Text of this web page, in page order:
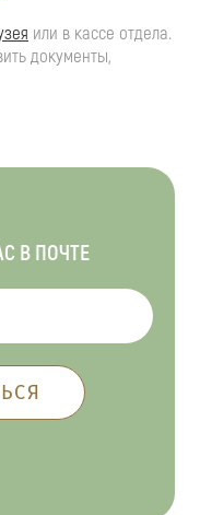
или в кассе отдела.
документы,
В ПОЧТЕ